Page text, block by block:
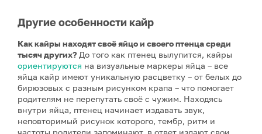
Другие особенности кайр
Как кайры находят своё яйцо и своего птенца среди
тысяч других? До того как птенец вылупится, кайры
ориентируются на визуальные маркеры яйца – все
яйца кайр имеют уникальную расцветку – от белых до
бирюзовых с разным рисунком крапа – что помогает
родителям не перепутать своё с чужим. Находясь
внутри яйца, птенец начинает издавать звук,
неповторимый рисунок которого, тембр, ритм и
частоты родители запоминают, в ответ издают свои